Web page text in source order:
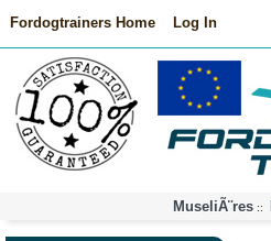
Fordogtrainers Home Log In
MuseliÃ¨res::